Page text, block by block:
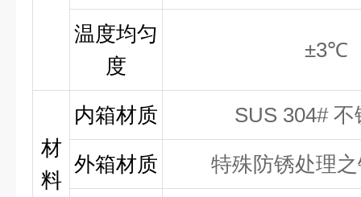
温度均匀
度
±3℃
材
料
内箱材质 SUS 304#
外箱材质 特殊防锈处理